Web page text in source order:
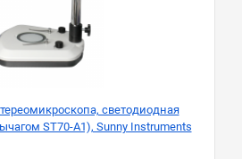
светодиодная
ST70-A1), Sunny Instruments